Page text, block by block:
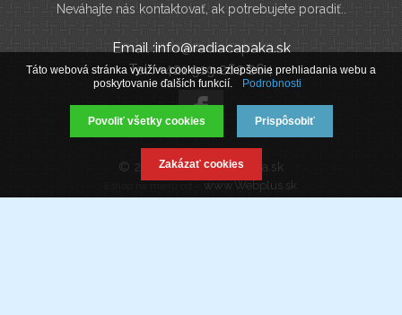
Neváhajte nás kontaktovať, ak potrebujete poradiť..
Email :info@radiacapaka.sk
Tel : +421 919 262 264
© 2019 www.Radiacapaka.sk
www.Webplus.sk
Táto webová stránka využíva cookies na zlepšenie prehliadania webu a
poskytovanie ďalších funkcií.
Podrobnosti
Povoliť všetky cookies Prispôsobiť
Zakázať cookies